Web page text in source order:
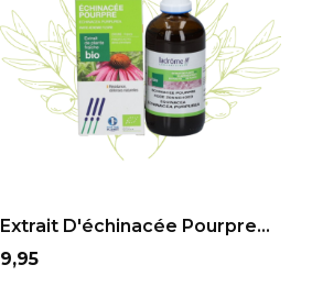
Extrait D'échinacée Pourpre...
Prix
9,95